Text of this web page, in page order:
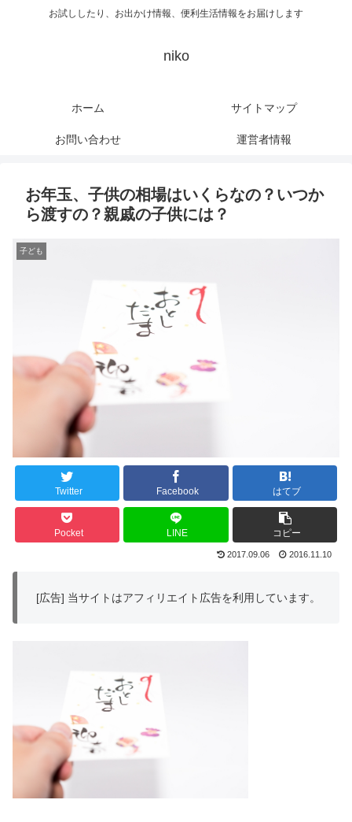
お試ししたり、お出かけ情報、便利生活情報をお届けします
niko
ホーム サイトマップ
お問い合わせ 運営者情報
お年玉、子供の相場はいくらなの？いつか
ら渡すの？親戚の子供には？
子ども
Twitter Facebook はてブ
Pocket LINE コピー
2017.09.06 2016.11.10
[広告] 当サイトはアフィリエイト広告を利用しています。